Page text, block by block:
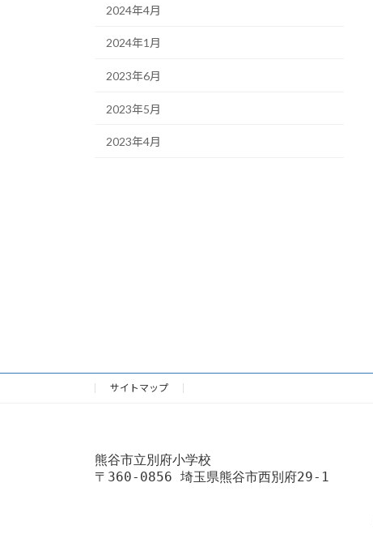
2024年4月
2024年1月
2023年6月
2023年5月
2023年4月
サイトマップ
熊谷市立別府小学校
〒360-0856 埼玉県熊谷市西別府29-1